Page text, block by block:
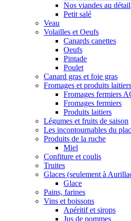
Nos viandes au détail
Petit salé
Veau
Volailles et Oeufs
Canards canettes
Oeufs
Pintade
Poulet
Canard gras et foie gras
Fromages et produits laitiers
Fromages fermiers
Fromages fermiers
Produits laitiers
Légumes et fruits de saison
Les incontournables du
Produits de la ruche
Miel
Confiture et coulis
Truites
Glaces (seulement à
Glace
Pains, farines
Vins et boissons
Apéritif et sirops
Jus de pommes